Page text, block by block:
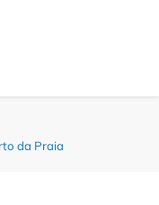
da Praia